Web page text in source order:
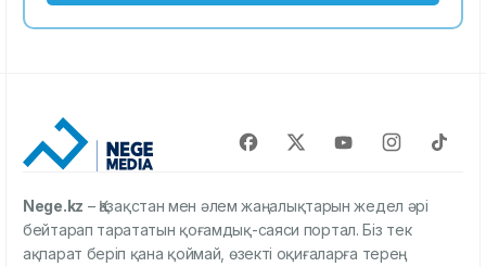
Nege.kz – Қазақстан мен әлем жаңалықтарын жедел әрі
бейтарап тарататын қоғамдық-саяси портал. Біз тек
ақпарат беріп қана қоймай, өзекті оқиғаларға терең